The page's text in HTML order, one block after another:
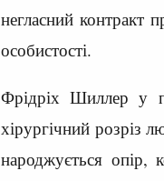
негласний контракт
особистості.
Фрідріх Шиллер у
хірургічний розріз
народжується опір,